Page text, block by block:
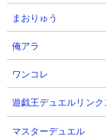
まおりゅう
俺アラ
ワンコレ
遊戯王デュエルリンク
マスターデュエル